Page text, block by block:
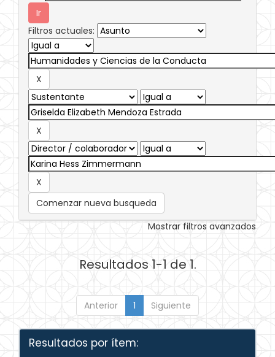
Filtros actuales:
Comenzar nueva busqueda
Mostrar filtros avanzados
Resultados 1-1 de 1.
Anterior 1 Siguiente
Resultados por ítem: